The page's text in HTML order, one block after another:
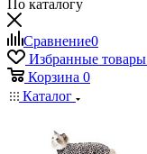
По каталогу
Сравнение0
Избранные товары
Корзина 0
Каталог